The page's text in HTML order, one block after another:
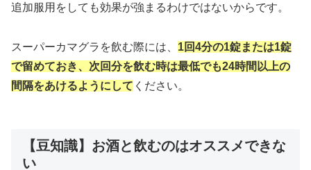
追加服用をしても効果が強まるわけではないからです。
スーパーカマグラを飲む際には、 1回4分の1錠または1錠
で留めておき、次回分を飲む時は最低でも24時間以上の
間隔をあけるようにして ください。
【豆知識】お酒と飲むのはオススメできな
い